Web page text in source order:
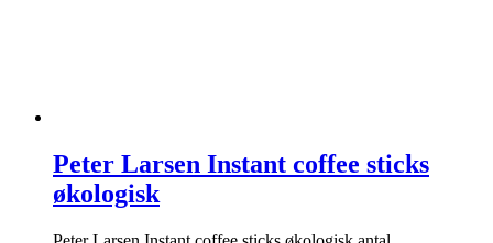
Peter Larsen Instant coffee sticks
økologisk